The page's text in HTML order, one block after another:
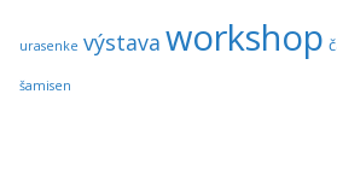
urasenke výstava workshop
šamisen